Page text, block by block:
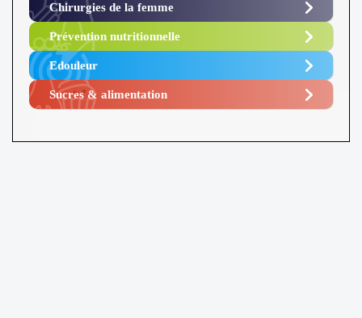
Chirurgies de la femme
Prévention nutritionnelle
Edouleur​
Sucres & alimentation​